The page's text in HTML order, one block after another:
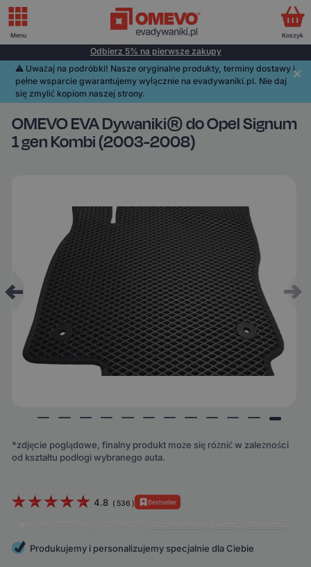
Odbierz 5% na pierwsze zakupy
⚠️️ Uważaj na podróbki! Nasze oryginalne produkty, terminy dostawy i
pełne wsparcie gwarantujemy wyłącznie na evadywaniki.pl. Nie daj
się zmylić kopiom naszej strony.
OMEVO EVA Dywaniki® do Opel Signum
1 gen Kombi (2003-2008)
*zdjęcie poglądowe, finalny produkt może się różnić w zależności
od kształtu podłogi wybranego auta.
4.8 ( 536 ) Bestseller
Klienci doceniają produkt za: dopasowanie
Produkujemy i personalizujemy specjalnie dla Ciebie
Menu Koszyk